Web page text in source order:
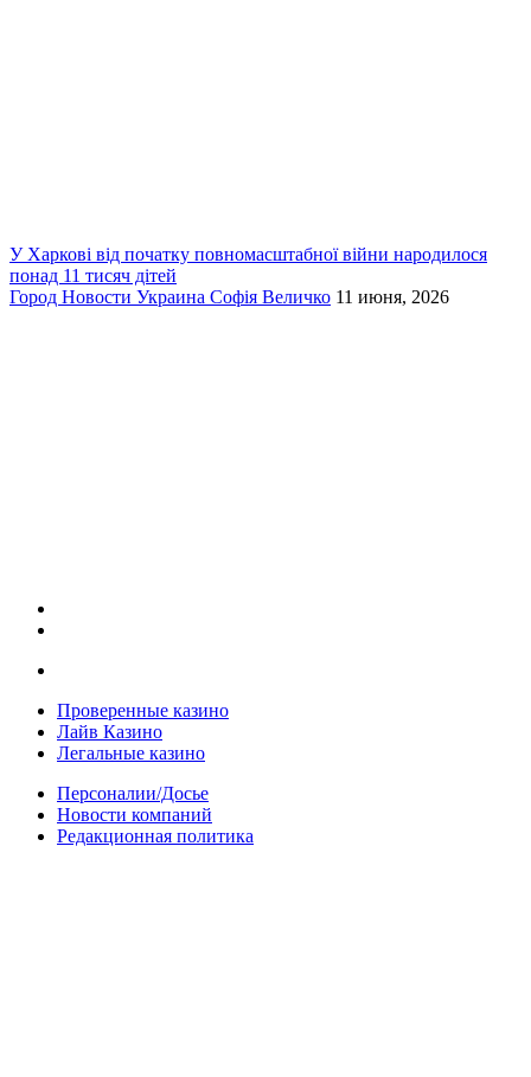
У Харкові від початку повномасштабної війни народилося
понад 11 тисяч дітей
Город Новости Украина Софія Величко 11 июня, 2026
Проверенные казино
Лайв Казино
Легальные казино
Персоналии/Досье
Новости компаний
Редакционная политика